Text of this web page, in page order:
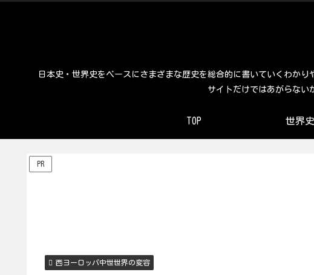
日本史・世界史をベースにさまざまな歴史を総合的に書いていくわか
サイトだけではあがらない
TOP 世界史
PR
西ヨーロッパ中世世界の変容